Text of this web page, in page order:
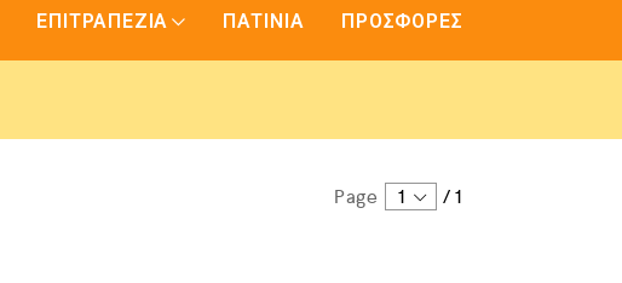
ΕΠΙΤΡΑΠΕΖΙΑ ΠΑΤΙΝΙΑ ΠΡΟΣΦΟΡΕΣ
Page 1 /1